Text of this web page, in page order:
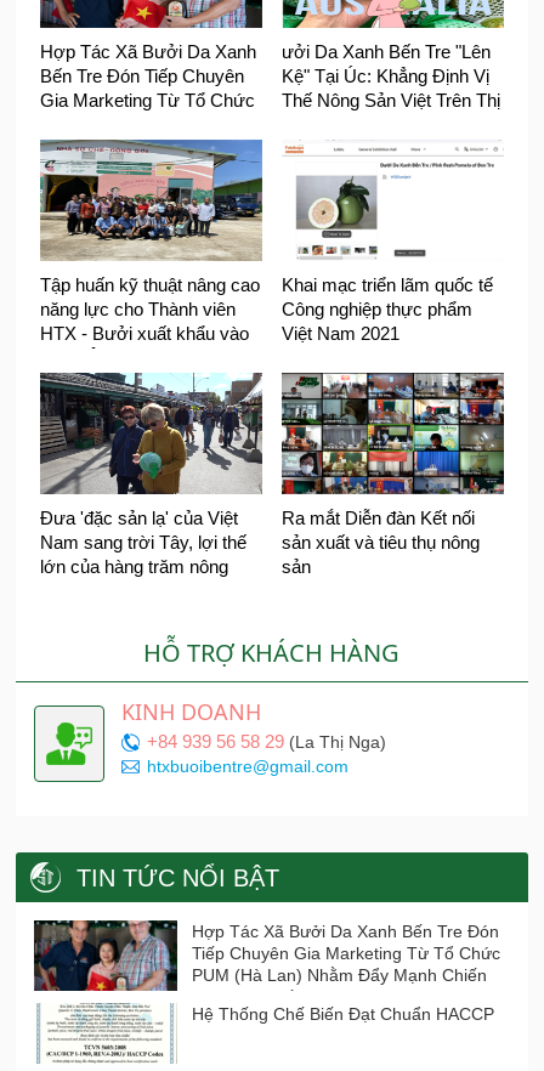
Hợp Tác Xã Bưởi Da Xanh
Bến Tre Đón Tiếp Chuyên
Gia Marketing Từ Tổ Chức
Mạnh Chiến Lược Xúc Tiến
Thương Mại
ưởi Da Xanh Bến Tre "Lên
Kệ" Tại Úc: Khẳng Định Vị
Thế Nông Sản Việt Trên Thị
Tập huấn kỹ thuật nâng cao
năng lực cho Thành viên
HTX - Bưởi xuất khẩu vào
Khai mạc triển lãm quốc tế
Công nghiệp thực phẩm
Việt Nam 2021
Đưa 'đặc sản lạ' của Việt
Nam sang trời Tây, lợi thế
lớn của hàng trăm nông
Ra mắt Diễn đàn Kết nối
sản xuất và tiêu thụ nông
sản
HỖ TRỢ KHÁCH HÀNG
KINH DOANH
+84 939 56 58 29 (La Thị Nga)
htxbuoibentre@gmail.com
TIN TỨC NỔI BẬT
Hợp Tác Xã Bưởi Da Xanh Bến Tre Đón
Tiếp Chuyên Gia Marketing Từ Tổ Chức
PUM (Hà Lan) Nhằm Đẩy Mạnh Chiến
Lược Xúc Tiến Thương Mại
Hệ Thống Chế Biến Đạt Chuẩn HACCP